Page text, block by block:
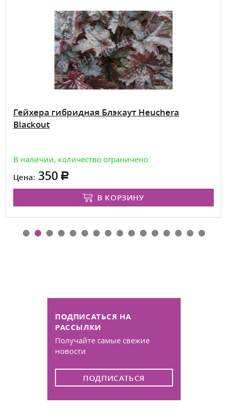
Гейхера гибридная Блэкаут Heuchera
Blackout
В наличии, количество ограничено
Цена: 350
В КОРЗИНУ
ПОДПИСАТЬСЯ НА
РАССЫЛКИ
Получайте самые свежие
новости
ПОДПИСАТЬСЯ